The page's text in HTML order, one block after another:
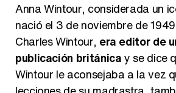
Anna Wintour, considerada un
nació el 3 de noviembre de
Charles Wintour, era editor de
publicación británicay se dice
Wintour le aconsejaba a la vez